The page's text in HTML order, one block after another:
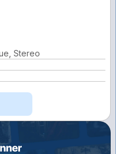
Stereo